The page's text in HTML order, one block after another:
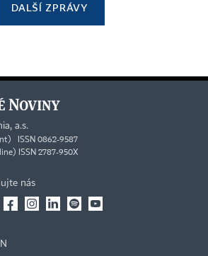
DALŠÍ ZPRÁVY
a.s.
ISSN 0862-9587
ISSN 2787-950X
nás